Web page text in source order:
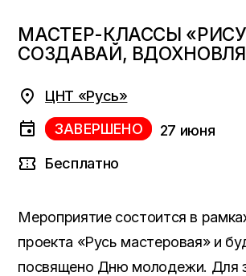
МАСТЕР-КЛАССЫ
СОЗДАВАЙ,
ЦНТ «Русь»
ЗАВЕРШЕНО
27 июня
Бесплатно
Мероприятие состоится в
проекта «Русь мастеровая» и
посвящено Дню молодежи. Для